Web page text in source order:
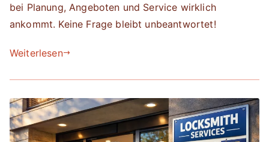
bei Planung, Angeboten und Service wirklich
ankommt. Keine Frage bleibt unbeantwortet!
Weiterlesen